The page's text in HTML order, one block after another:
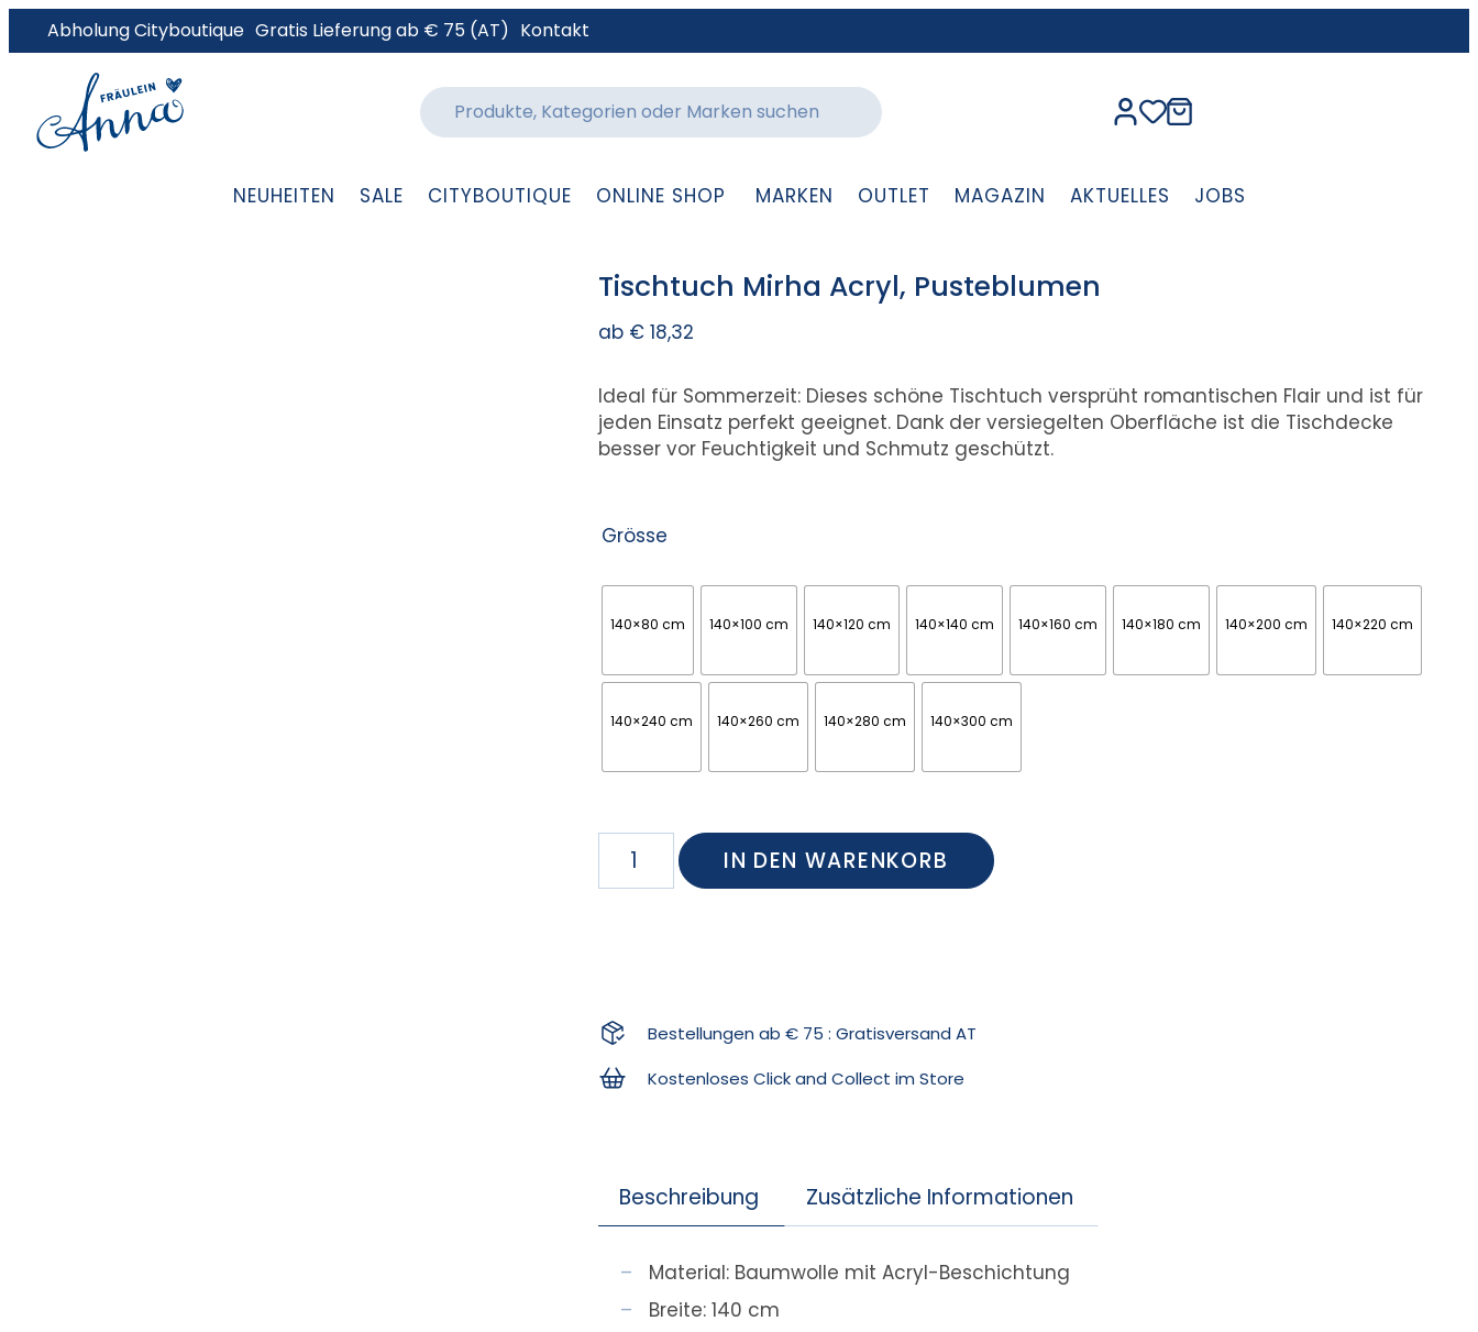
Abholung Cityboutique Gratis Lieferung ab € 75 (AT) Kontakt
NEUHEITEN SALE CITYBOUTIQUE ONLINE SHOP MARKEN OUTLET MAGAZIN AKTUELLES JOBS
Tischtuch Mirha Acryl, Pusteblumen
ab € 18,32
Ideal für Sommerzeit: Dieses schöne Tischtuch versprüht romantischen Flair und ist für
jeden Einsatz perfekt geeignet. Dank der versiegelten Oberfläche ist die Tischdecke
besser vor Feuchtigkeit und Schmutz geschützt.
Grösse
140×80 cm 140×100 cm 140×120 cm 140×140 cm 140×160 cm 140×180 cm 140×200 cm 140×220 cm
140×240 cm 140×260 cm 140×280 cm 140×300 cm
IN DEN WARENKORB
Bestellungen ab € 75 : Gratisversand AT
Kostenloses Click and Collect im Store
Beschreibung Zusätzliche Informationen
Material: Baumwolle mit Acryl-Beschichtung
Breite: 140 cm